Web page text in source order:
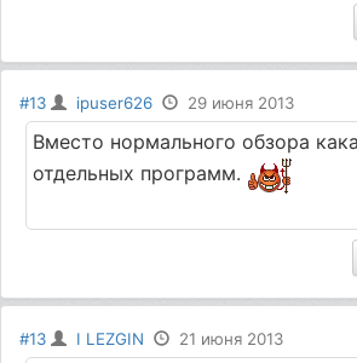
#13 ipuser626 29 июня 2013
Вместо нормального обзора
отдельных программ.
#13 I LEZGIN 21 июня 2013